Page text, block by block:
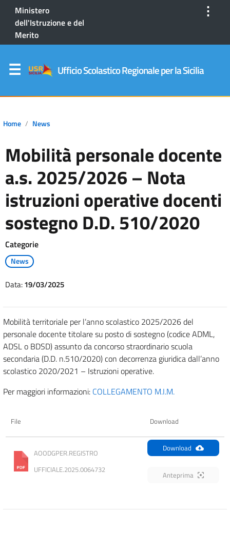
Ministero
dell'Istruzione e del
Merito
⋮
Ufficio Scolastico Regionale per la Sicilia
Home News
Mobilità personale docente
a.s. 2025/2026 – Nota
istruzioni operative docenti
sostegno D.D. 510/2020
Categorie
News
Data:19/03/2025
Mobilità territoriale per l’anno scolastico 2025/2026 del
personale docente titolare su posto di sostegno (codice ADML,
ADSL o BDSD) assunto da concorso straordinario scuola
secondaria (D.D. n.510/2020) con decorrenza giuridica dall’anno
scolastico 2020/2021 – Istruzioni operative.
Per maggiori informazioni: COLLEGAMENTO M.I.M.
File Download
AOODGPER.REGISTRO
UFFICIALE.2025.0064732
Download
Anteprima